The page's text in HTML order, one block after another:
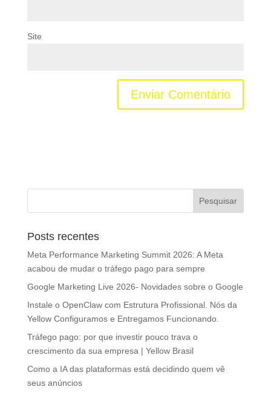
Site
Posts recentes
Meta Performance Marketing Summit 2026: A Meta
acabou de mudar o tráfego pago para sempre
Google Marketing Live 2026- Novidades sobre o Google
Instale o OpenClaw com Estrutura Profissional. Nós da
Yellow Configuramos e Entregamos Funcionando.
Tráfego pago: por que investir pouco trava o
crescimento da sua empresa | Yellow Brasil
Como a IA das plataformas está decidindo quem vê
seus anúncios